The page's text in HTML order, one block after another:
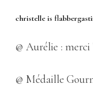
christelle is
@ Aurélie : merci
@ Médaille